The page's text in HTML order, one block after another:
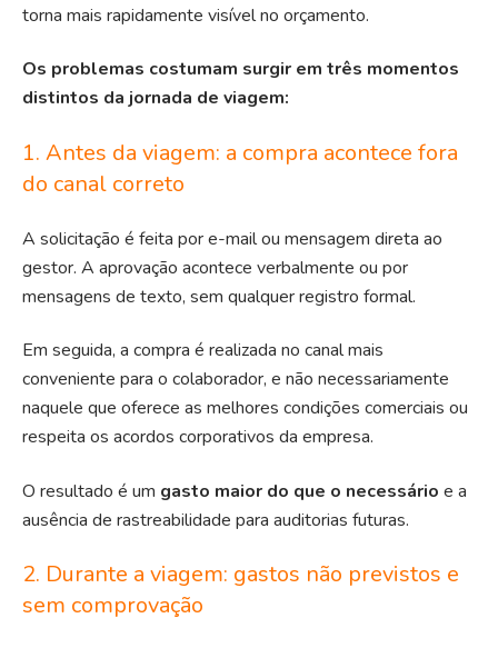
torna mais rapidamente visível no orçamento.
Os problemas costumam surgir em três momentos
distintos da jornada de viagem:
1. Antes da viagem: a compra acontece fora
do canal correto
A solicitação é feita por e-mail ou mensagem direta ao
gestor. A aprovação acontece verbalmente ou por
mensagens de texto, sem qualquer registro formal.
Em seguida, a compra é realizada no canal mais
conveniente para o colaborador, e não necessariamente
naquele que oferece as melhores condições comerciais ou
respeita os acordos corporativos da empresa.
O resultado é um gasto maior do que o necessário e a
ausência de rastreabilidade para auditorias futuras.
2. Durante a viagem: gastos não previstos e
sem comprovação